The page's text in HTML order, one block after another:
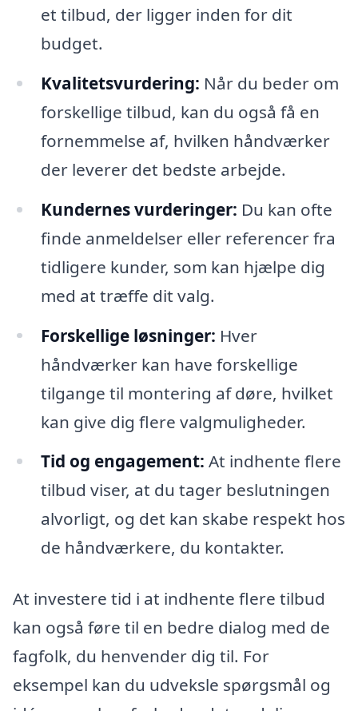
et tilbud, der ligger inden for dit
budget.
Kvalitetsvurdering: Når du beder om
forskellige tilbud, kan du også få en
fornemmelse af, hvilken håndværker
der leverer det bedste arbejde.
Kundernes vurderinger: Du kan ofte
finde anmeldelser eller referencer fra
tidligere kunder, som kan hjælpe dig
med at træffe dit valg.
Forskellige løsninger: Hver
håndværker kan have forskellige
tilgange til montering af døre, hvilket
kan give dig flere valgmuligheder.
Tid og engagement: At indhente flere
tilbud viser, at du tager beslutningen
alvorligt, og det kan skabe respekt hos
de håndværkere, du kontakter.
At investere tid i at indhente flere tilbud
kan også føre til en bedre dialog med de
fagfolk, du henvender dig til. For
eksempel kan du udveksle spørgsmål og